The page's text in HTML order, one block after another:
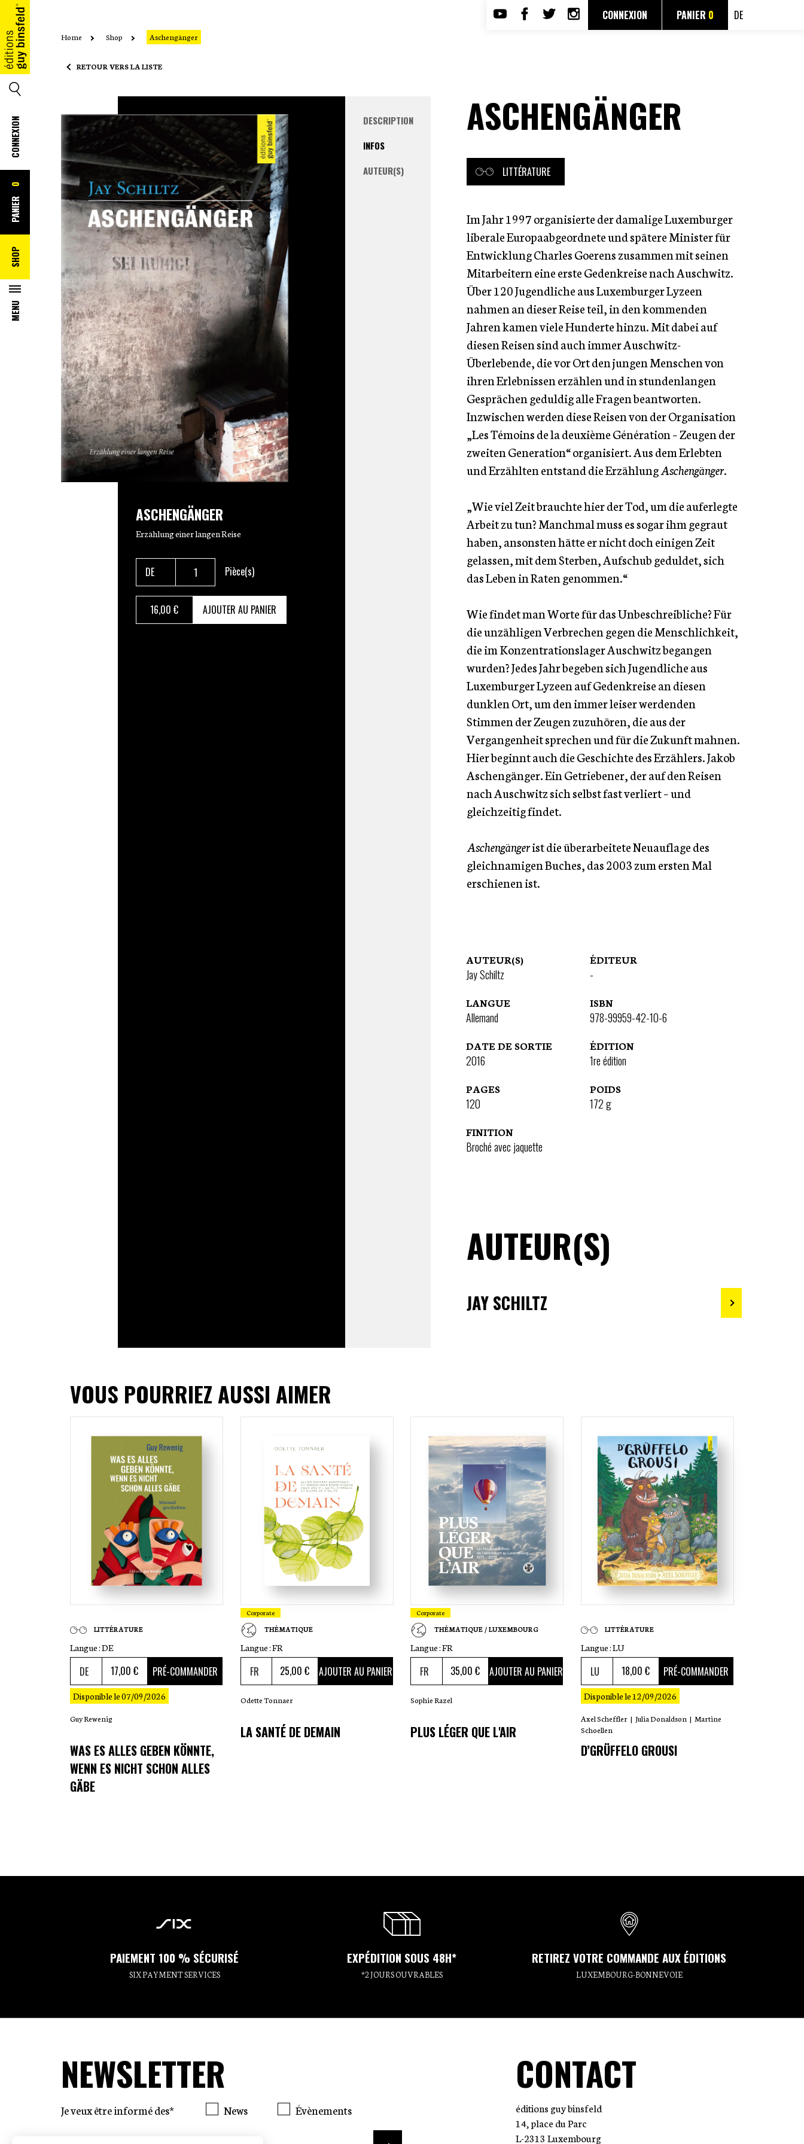
ACCUEIL
SEARCH
CONNEXION
PANIER
0
SHOP
MENU
CONNEXION PANIER 0 DE
Home Shop Aschengänger
RETOUR VERS LA LISTE
ASCHENGÄNGER
Erzählung einer langen Reise
Pièce(s)
16,00 € AJOUTER AU PANIER
DESCRIPTION
INFOS
AUTEUR(S)
ASCHENGÄNGER
LITTÉRATURE
Im Jahr 1997 organisierte der damalige Luxemburger
liberale Europaabgeordnete und spätere Minister für
Entwicklung Charles Goerens zusammen mit seinen
Mitarbeitern eine erste Gedenkreise nach Auschwitz.
Über 120 Jugendliche aus Luxemburger Lyzeen
nahmen an dieser Reise teil, in den kommenden
Jahren kamen viele Hunderte hinzu. Mit dabei auf
diesen Reisen sind auch immer Auschwitz-
Überlebende, die vor Ort den jungen Menschen von
ihren Erlebnissen erzählen und in stundenlangen
Gesprächen geduldig alle Fragen beantworten.
Inzwischen werden diese Reisen von der Organisation
„Les Témoins de la deuxième Génération – Zeugen der
zweiten Generation“ organisiert. Aus dem Erlebten
und Erzählten entstand die ErzählungAschengänger.
„Wie viel Zeit brauchte hier der Tod, um die auferlegte
Arbeit zu tun? Manchmal muss es sogar ihm gegraut
haben, ansonsten hätte er nicht doch einigen Zeit
gelassen, mit dem Sterben, Aufschub geduldet, sich
das Leben in Raten genommen.“
Wie findet man Worte für das Unbeschreibliche? Für
die unzähligen Verbrechen gegen die Menschlichkeit,
die im Konzentrationslager Auschwitz begangen
wurden? Jedes Jahr begeben sich Jugendliche aus
Luxemburger Lyzeen auf Gedenkreise an diesen
dunklen Ort, um den immer leiser werdenden
Stimmen der Zeugen zuzuhören, die aus der
Vergangenheit sprechen und für die Zukunft mahnen.
Hier beginnt auch die Geschichte des Erzählers. Jakob
Aschengänger. Ein Getriebener, der auf den Reisen
nach Auschwitz sich selbst fast verliert – und
gleichzeitig findet.
Aschengängerist die überarbeitete Neuauflage des
gleichnamigen Buches, das 2003 zum ersten Mal
erschienen ist.
AUTEUR(S)
Jay Schiltz
ÉDITEUR
-
LANGUE
Allemand
ISBN
978-99959-42-10-6
DATE DE SORTIE
2016
ÉDITION
1re édition
PAGES
120
POIDS
172g
FINITION
Broché avec jaquette
AUTEUR(S)
JAY SCHILTZ
VOUS POURRIEZ AUSSI AIMER
LITTÉRATURE
Langue :DE
17,00 € PRÉ-COMMANDER
Disponible le 07/09/2026
Guy Rewenig
WAS ES ALLES GEBEN KÖNNTE,
WENN ES NICHT SCHON ALLES
GÄBE
Corporate
THÉMATIQUE
Langue :FR
25,00 € AJOUTER AU PANIER
Odette Tonnaer
LA SANTÉ DE DEMAIN
Corporate
THÉMATIQUE / LUXEMBOURG
Langue :FR
35,00 € AJOUTER AU PANIER
Sophie Razel
PLUS LÉGER QUE L'AIR
LITTÉRATURE
Langue :LU
18,00 € PRÉ-COMMANDER
Disponible le 12/09/2026
Axel Scheffler | Julia Donaldson | Martine
Schoellen
D’GRÜFFELO GROUSI
PAIEMENT 100 % SÉCURISÉ
SIX PAYMENT SERVICES
EXPÉDITION SOUS 48H*
*2 JOURS OUVRABLES
RETIREZ VOTRE COMMANDE AUX ÉDITIONS
LUXEMBOURG-BONNEVOIE
NEWSLETTER
Je veux être informé des* News Évènements
CONTACT
éditions guy binsfeld
14, place du Parc
L-2313 Luxembourg